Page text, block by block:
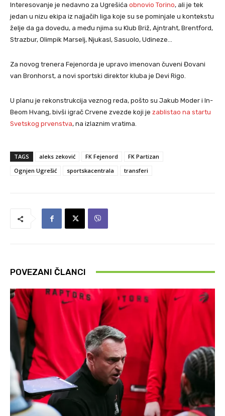
Interesovanje je nedavno za Ugrešića obnovio Torino, ali je tek
jedan u nizu ekipa iz najjačih liga koje su se pominjale u kontekstu
želje da ga dovedu, a među njima su Klub Briž, Ajntraht, Brentford,
Strazbur, Olimpik Marselj, Njukasl, Sasuolo, Udineze…
Za novog trenera Fejenorda je upravo imenovan čuveni Đovani
van Bronhorst, a novi sportski direktor kluba je Devi Rigo.
U planu je rekonstrukcija veznog reda, pošto su Jakub Moder i In-
Beom Hvang, bivši igrač Crvene zvezde koji je zablistao na startu
Svetskog prvenstva, na izlaznim vratima.
TAGS aleks zeković FK Fejenord
FK Partizan
Ognjen Ugrešić
sportskacentrala transferi
POVEZANI ČLANCI